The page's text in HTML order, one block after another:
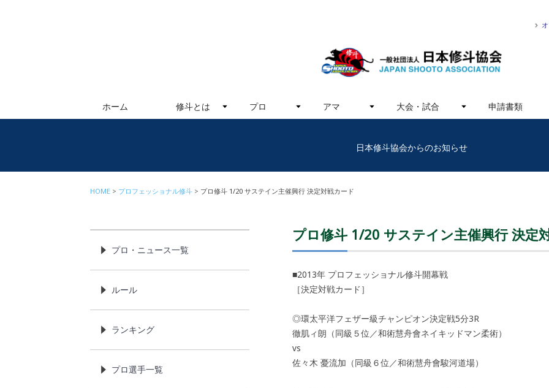
ホーム 修斗とは プロ アマ 大会・試合 申請書類
日本修斗協会からのお知らせ
HOME プロフェッショナル修斗 プロ修斗 1/20 サステイン主催興行 決定対戦カード
プロ修斗 1/20 サステイン主催興行 決定
■2013年 プロフェッショナル修斗開幕戦
［決定対戦カード］
◎環太平洋フェザー級チャンピオン決定戦5分3R
徹肌ィ朗（同級５位／和術慧舟會ネイキッドマン柔術）
vs
佐々木 憂流加（同級６位／和術慧舟會駿河道場）
プロ・ニュース一覧
ルール
ランキング
プロ選手一覧